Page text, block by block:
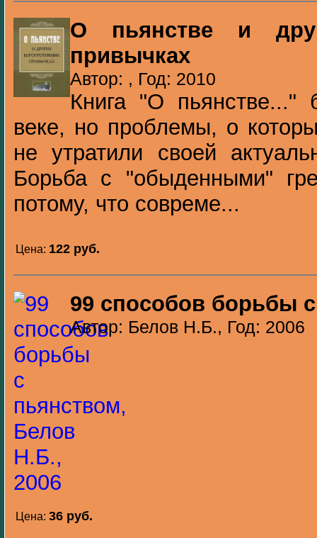
О пьянстве и
привычках
Автор: , Год: 2010
Книга "О
веке, но проблемы, о
не утратили своей
Борьба с "обыденными"
потому, что совреме...
Цена: 122 pуб.
99 способов борьбы
Автор: Белов Н.Б., Год: 2006
Цена: 36 pуб.